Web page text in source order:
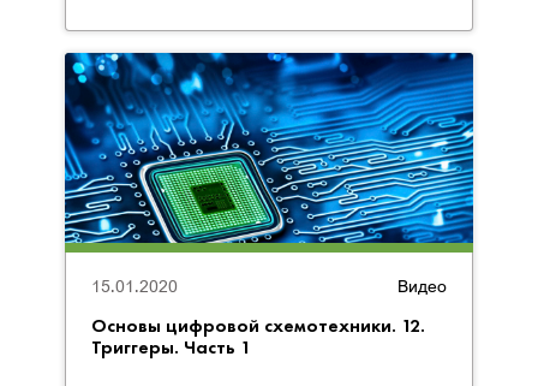
Видео
Основы цифровой схемотехники. 12.
Триггеры. Часть 1
15.01.2020